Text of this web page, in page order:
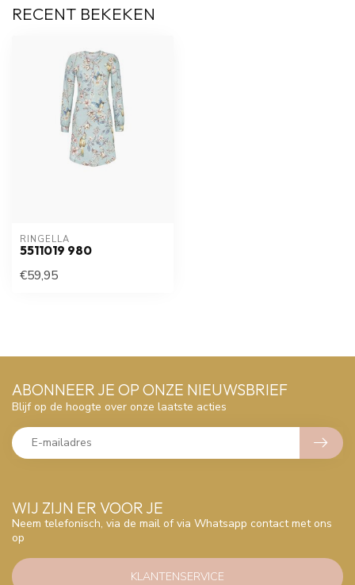
RECENT BEKEKEN
RINGELLA
5511019 980
€59,95
WIJ ZIJN ER VOOR JE
Neem telefonisch, via de mail of via Whatsapp contact met ons
op
KLANTENSERVICE
ABONNEER JE OP ONZE NIEUWSBRIEF
Blijf op de hoogte over onze laatste acties